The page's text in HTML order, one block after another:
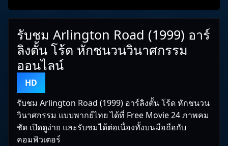
รับชม Arlington Road (1999) อาร์
ลิงตั้น โร้ด หักชนวนวินาศกรรม
ออนไลน์
HD
รับชม Arlington Road (1999) อาร์ลิงตั้น โร้ด หักชนวน
วินาศกรรม แบบพากย์ไทย ได้ที่ Free Movie 24 ภาพคม
ชัด เปิดดูง่าย และรับชมได้ต่อเนื่องทั้งบนมือถือกับ
คอมพิวเตอร์